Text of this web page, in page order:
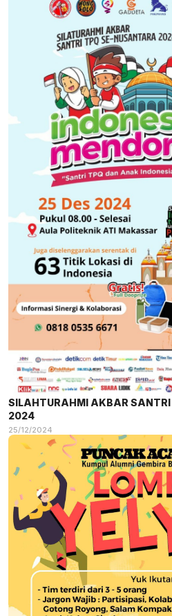
SILAHTURAHMI AKBAR
2024
25/12/2024